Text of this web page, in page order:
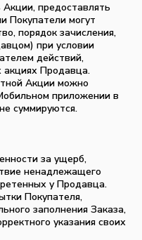
предоставлять
Покупатели могут
порядок зачисления,
при условии
действий,
акциях Продавца.
Акции можно
приложении в
суммируются.
за ущерб,
ненадлежащего
у Продавца.
Покупателя,
заполнения Заказа,
указания своих